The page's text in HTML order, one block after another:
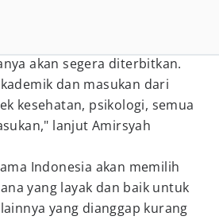
akan segera diterbitkan.
dan masukan dari
kesehatan, psikologi, semua
lanjut Amirsyah
Indonesia akan memilih
yang layak dan baik untuk
yang dianggap kurang